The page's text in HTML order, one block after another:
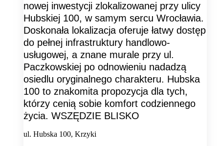
nowej inwestycji zlokalizowanej przy ulicy
Hubskiej 100, w samym sercu Wrocławia.
Doskonała lokalizacja oferuje łatwy dostęp
do pełnej infrastruktury handlowo-
usługowej, a znane murale przy ul.
Paczkowskiej po odnowieniu nadadzą
osiedlu oryginalnego charakteru. Hubska
100 to znakomita propozycja dla tych,
którzy cenią sobie komfort codziennego
życia. WSZĘDZIE BLISKO
ul. Hubska 100, Krzyki